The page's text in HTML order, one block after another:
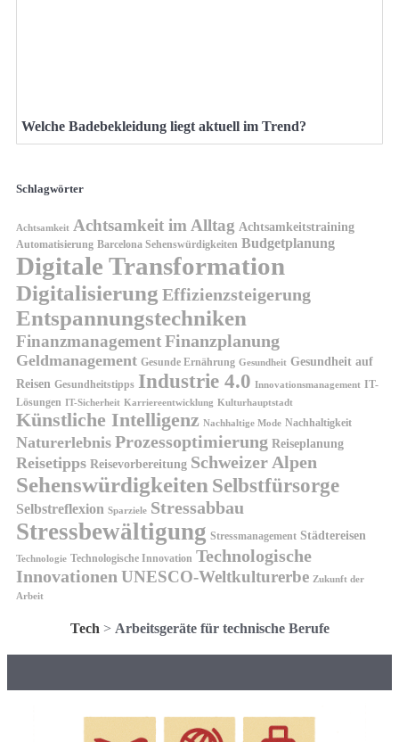
Welche Badebekleidung liegt aktuell im Trend?
Schlagwörter
Achtsamkeit Achtsamkeit im Alltag Achtsamkeitstraining
Automatisierung Barcelona Sehenswürdigkeiten Budgetplanung
Digitale Transformation
Digitalisierung Effizienzsteigerung
Entspannungstechniken
FinanzmanagementFinanzplanung
Geldmanagement Gesunde Ernährung Gesundheit Gesundheit auf
Reisen Gesundheitstipps Industrie 4.0 Innovationsmanagement IT-
Lösungen IT-Sicherheit Karriereentwicklung Kulturhauptstadt
Künstliche Intelligenz Nachhaltige Mode Nachhaltigkeit
Naturerlebnis Prozessoptimierung Reiseplanung
Reisetipps Reisevorbereitung Schweizer Alpen
Sehenswürdigkeiten Selbstfürsorge
Selbstreflexion Sparziele Stressabbau
Stressbewältigung Stressmanagement Städtereisen
Technologie Technologische Innovation Technologische
Innovationen UNESCO-Weltkulturerbe Zukunft der
Arbeit
Tech > Arbeitsgeräte für technische Berufe